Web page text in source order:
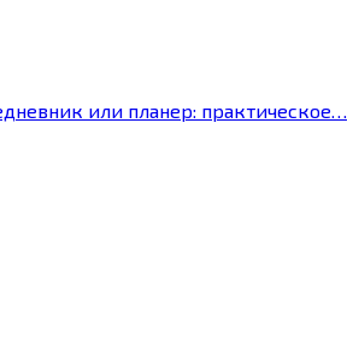
или планер: практическое…